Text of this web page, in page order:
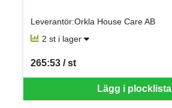
Leverantör:Orkla House Care AB
2 st i lager
Lägg i plocklista
265:53 / st
SEK per ST